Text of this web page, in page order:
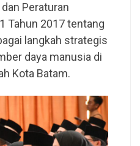
Peraturan
Tahun 2017 tentang
langkah strategis
daya manusia di
Kota Batam.